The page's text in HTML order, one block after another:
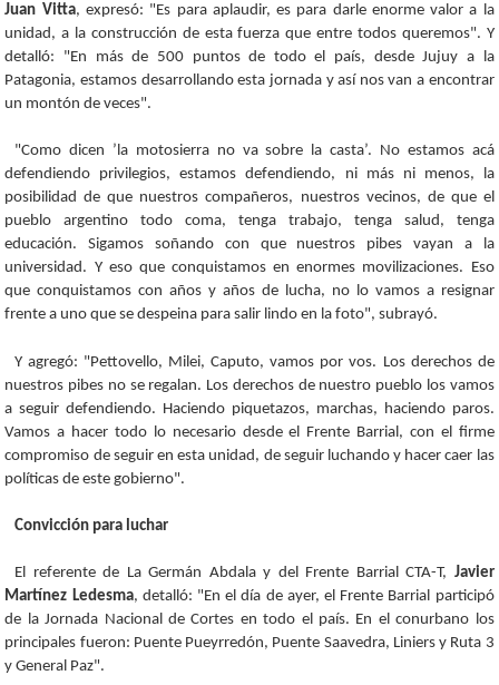
Juan Vitta, expresó: "Es para aplaudir, es para darle enorme valor a la
unidad, a la construcción de esta fuerza que entre todos queremos". Y
detalló: "En más de 500 puntos de todo el país, desde Jujuy a la
Patagonia, estamos desarrollando esta jornada y así nos van a encontrar
un montón de veces".
"Como dicen ’la motosierra no va sobre la casta’. No estamos acá
defendiendo privilegios, estamos defendiendo, ni más ni menos, la
posibilidad de que nuestros compañeros, nuestros vecinos, de que el
pueblo argentino todo coma, tenga trabajo, tenga salud, tenga
educación. Sigamos soñando con que nuestros pibes vayan a la
universidad. Y eso que conquistamos en enormes movilizaciones. Eso
que conquistamos con años y años de lucha, no lo vamos a resignar
frente a uno que se despeina para salir lindo en la foto", subrayó.
Y agregó: "Pettovello, Milei, Caputo, vamos por vos. Los derechos de
nuestros pibes no se regalan. Los derechos de nuestro pueblo los vamos
a seguir defendiendo. Haciendo piquetazos, marchas, haciendo paros.
Vamos a hacer todo lo necesario desde el Frente Barrial, con el firme
compromiso de seguir en esta unidad, de seguir luchando y hacer caer las
políticas de este gobierno".
Convicción para luchar
El referente de La Germán Abdala y del Frente Barrial CTA-T, Javier
Martínez Ledesma, detalló: "En el día de ayer, el Frente Barrial participó
de la Jornada Nacional de Cortes en todo el país. En el conurbano los
principales fueron: Puente Pueyrredón, Puente Saavedra, Liniers y Ruta 3
y General Paz".